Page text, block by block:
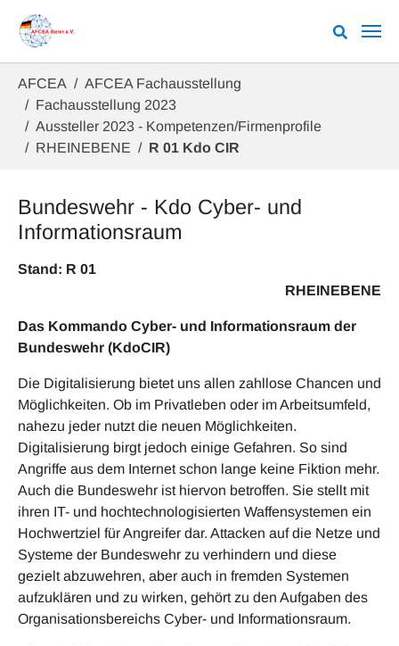
AFCEA
AFCEA Fachausstellung
Fachausstellung 2023
Aussteller 2023 - Kompetenzen/Firmenprofile
RHEINEBENE
R 01 Kdo CIR
Bundeswehr - Kdo Cyber- und
Informationsraum
Stand: R 01
RHEINEBENE
Das Kommando Cyber- und Informationsraum der
Bundeswehr (KdoCIR)
Die Digitalisierung bietet uns allen zahllose Chancen und
Möglichkeiten. Ob im Privatleben oder im Arbeitsumfeld,
nahezu jeder nutzt die neuen Möglichkeiten.
Digitalisierung birgt jedoch einige Gefahren. So sind
Angriffe aus dem Internet schon lange keine Fiktion mehr.
Auch die Bundeswehr ist hiervon betroffen. Sie stellt mit
ihren IT- und hochtechnologisierten Waffensystemen ein
Hochwertziel für Angreifer dar. Attacken auf die Netze und
Systeme der Bundeswehr zu verhindern und diese
gezielt abzuwehren, aber auch in fremden Systemen
aufzuklären und zu wirken, gehört zu den Aufgaben des
Organisationsbereichs Cyber- und Informationsraum.